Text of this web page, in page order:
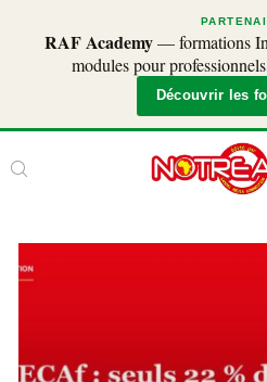
RAF Academy— formations
modules pour
Découvrir les